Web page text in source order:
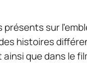
sur
histoires
que dans le